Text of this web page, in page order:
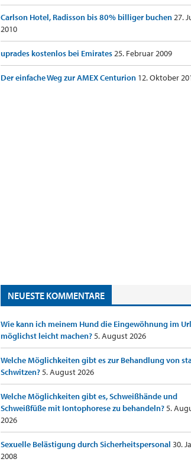
Carlson Hotel, Radisson bis 80% billiger buchen27.
2010
uprades kostenlos bei Emirates25. Februar 2009
Der einfache Weg zur AMEX Centurion 12. Oktober
NEUESTE KOMMENTARE
Wie kann ich meinem Hund die Eingewöhnung im
möglichst leicht machen?5. August 2026
Welche Möglichkeiten gibt es zur Behandlung von
Schwitzen?5. August 2026
Welche Möglichkeiten gibt es, Schweißhände und
Schweißfüße mit Iontophorese zu behandeln?5.
2026
Sexuelle Belästigung durch Sicherheitspersonal 30.
2008